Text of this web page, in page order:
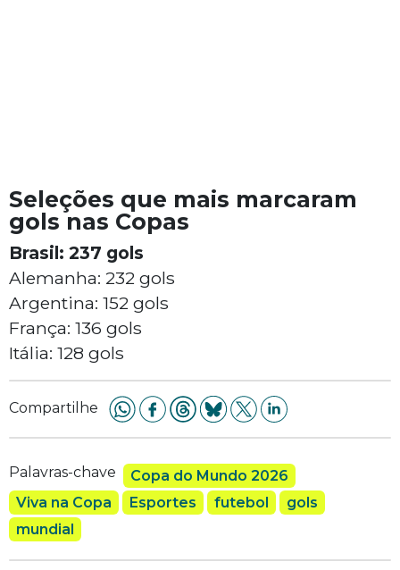
Seleções que mais marcaram
gols nas Copas
Brasil: 237 gols
Alemanha: 232 gols
Argentina: 152 gols
França: 136 gols
Itália: 128 gols
Compartilhe
Palavras-chave
Copa do Mundo 2026
Viva na Copa
Esportes futebol
gols
mundial